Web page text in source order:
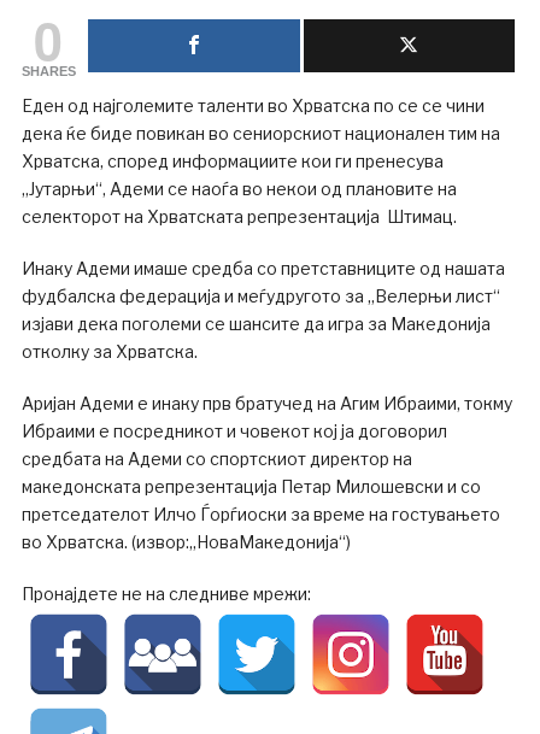
0
SHARES
Еден од најголемите таленти во Хрватска по се се чини
дека ќе биде повикан во сениорскиот национален тим на
Хрватска, според информациите кои ги пренесува
„Јутарњи“, Адеми се наоѓа во некои од плановите на
селекторот на Хрватската репрезентација Штимац.
Инаку Адеми имаше средба со претставниците од нашата
фудбалска федерација и меѓудругото за „Велерњи лист“
изјави дека поголеми се шансите да игра за Македонија
отколку за Хрватска.
Аријан Адеми е инаку прв братучед на Агим Ибраими, токму
Ибраими е посредникот и човекот кој ја договорил
средбата на Адеми со спортскиот директор на
македонската репрезентација Петар Милошевски и со
претседателот Илчо Ѓорѓиоски за време на гостувањето
во Хрватска. (извор:„НоваМакедонија“)
Пронајдете не на следниве мрежи: